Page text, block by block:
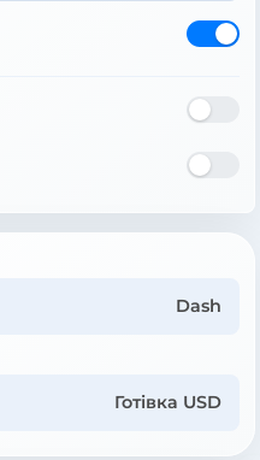
Dash
Готівка USD